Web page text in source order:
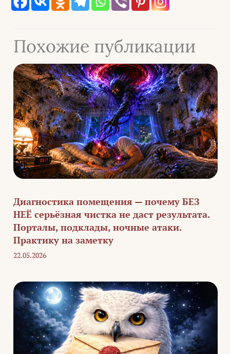
Похожие публикации
Диагностика помещения — почему БЕЗ
НЕЁ серьёзная чистка не даст результата.
Порталы, подклады, ночные атаки.
Практику на заметку
22.05.2026